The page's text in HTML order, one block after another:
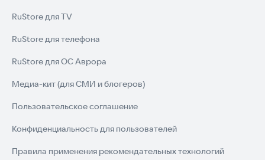
RuStore для TV
RuStore для телефона
RuStore для ОС Аврора
Медиа-кит (для СМИ и блогеров)
Пользовательское соглашение
Конфиденциальность для пользователей
Правила применения рекомендательных технологий